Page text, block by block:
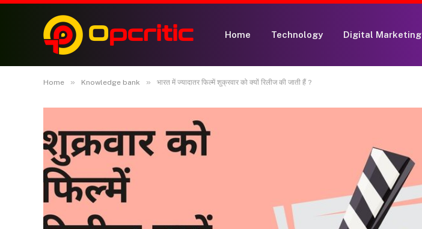
Home Technology Digital Marketing
Home » Knowledge bank » भारत में ज्यादातर फिल्में शुक्रवार को क्यों रिलीज की जाती हैं ?